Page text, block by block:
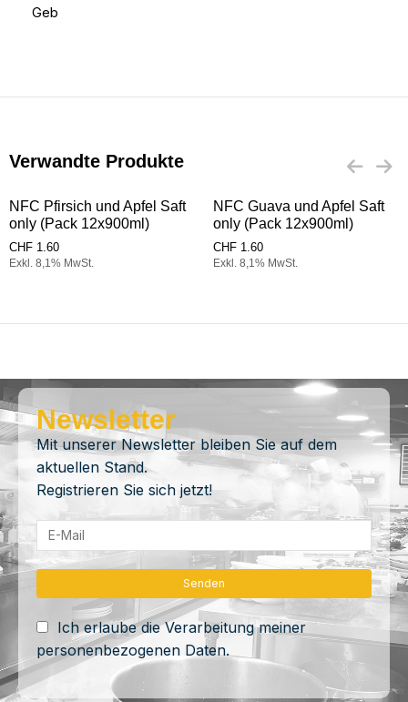
Geb
Verwandte Produkte
NFC Pfirsich und Apfel Saft
only (Pack 12x900ml)
CHF 1.60
Exkl. 8,1% MwSt.
NFC Guava und Apfel Saft
only (Pack 12x900ml)
CHF 1.60
Exkl. 8,1% MwSt.
Newsletter
Mit unserer Newsletter bleiben Sie auf dem
aktuellen Stand.
Registrieren Sie sich jetzt!
Ich erlaube die Verarbeitung meiner
personenbezogenen Daten.